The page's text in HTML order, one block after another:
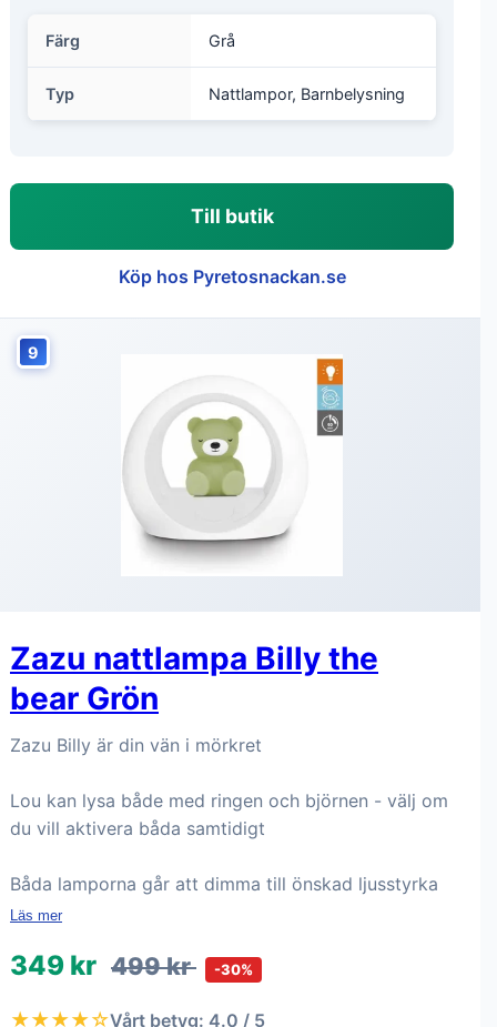
Färg Grå
Typ Nattlampor, Barnbelysning
Till butik
Köp hos Pyretosnackan.se
9
Zazu nattlampa Billy the
bear Grön
Zazu Billy är din vän i mörkret
Lou kan lysa både med ringen och björnen - välj om
du vill aktivera båda samtidigt
Båda lamporna går att dimma till önskad ljusstyrka
Läs mer
349 kr 499 kr -30%
★★★★☆Vårt betyg: 4.0 / 5